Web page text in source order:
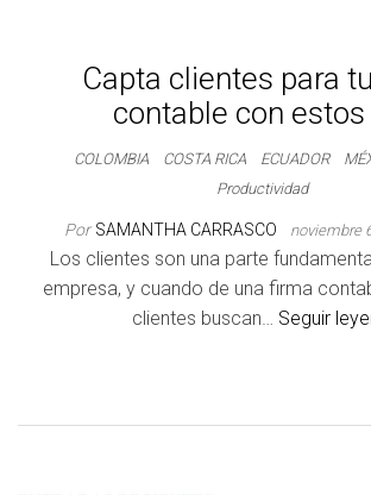
Capta clientes para
contable con
COLOMBIA COSTA RICA ECUADOR
Productividad
Por SAMANTHA CARRASCO noviembre
Los clientes son una parte
empresa, y cuando de una firma
clientes buscan… Seguir